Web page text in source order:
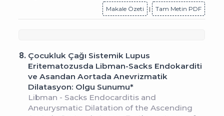
Makale Özeti
| Tam Metin PDF
8. Çocukluk Çağı Sistemik Lupus
Eritematozusda Libman-Sacks Endokarditi
ve Asandan Aortada Anevrizmatik
Dilatasyon: Olgu Sunumu*
Libman - Sacks Endocarditis and
Aneurysmatic Dilatation of the Ascending